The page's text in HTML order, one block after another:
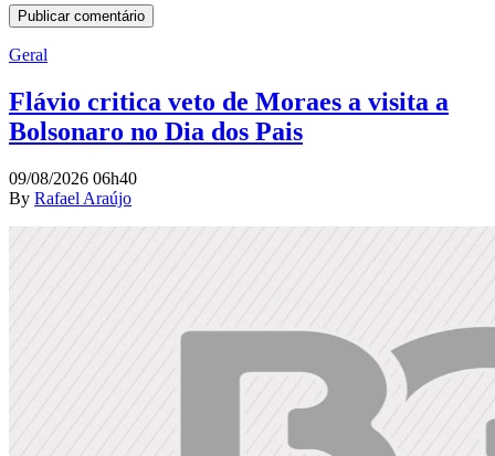
Geral
Flávio critica veto de Moraes a visita a
Bolsonaro no Dia dos Pais
09/08/2026 06h40
By Rafael Araújo